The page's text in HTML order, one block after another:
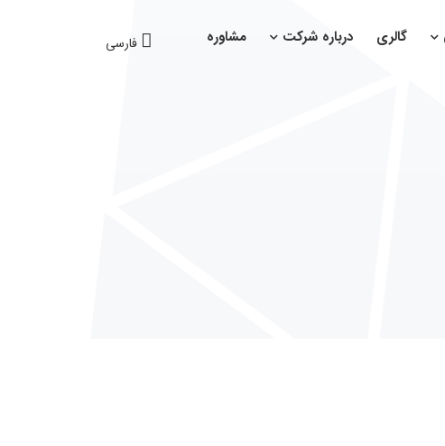
گالری درباره شرکت مشاوره فارسی